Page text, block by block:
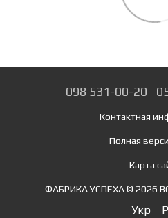
098 531-00-20
Контактная
Полная
Карта
ФАБРИКА УСПЕХА © 2026
Укр